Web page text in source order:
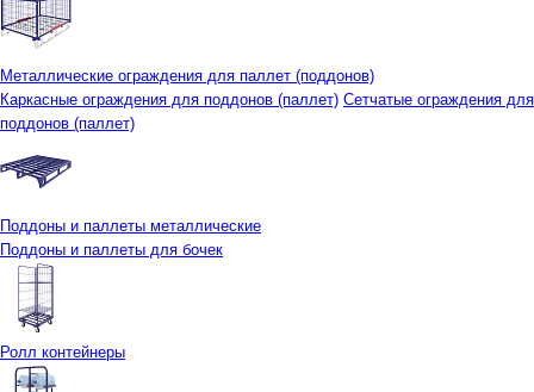
Металлические ограждения для паллет (поддонов)
Каркасные ограждения для поддонов (паллет) Сетчатые ограждения для
поддонов (паллет)
Поддоны и паллеты металлические
Поддоны и паллеты для бочек
Ролл контейнеры